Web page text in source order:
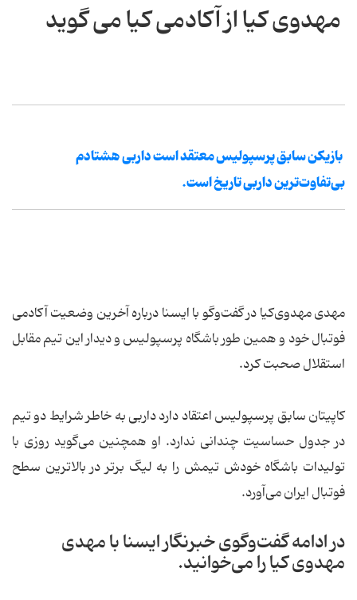
مهدوی کیا از آکادمی کیا می گوید
بازیکن سابق پرسپولیس معتقد است داربی هشتادم
بی‌تفاوت‌ترین داربی تاریخ است.
مهدی مهدوی‌کیا در گفت‌وگو با ایسنا درباره آخرین وضعیت آکادمی
فوتبال خود و همین طور باشگاه پرسپولیس و دیدار این تیم مقابل
استقلال صحبت کرد.
کاپیتان سابق پرسپولیس اعتقاد دارد داربی به خاطر شرایط دو تیم
در جدول حساسیت چندانی ندارد. او همچنین می‌گوید روزی با
تولیدات باشگاه خودش تیمش را به لیگ برتر در بالاترین سطح
فوتبال ایران می‌آورد.
در ادامه گفت‌وگوی خبرنگار ایسنا با مهدی
مهدوی کیا را می‌خوانید.